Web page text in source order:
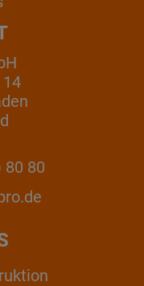
80 80